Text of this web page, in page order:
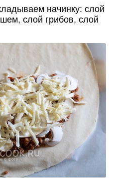
начинку: слой
слой грибов, слой